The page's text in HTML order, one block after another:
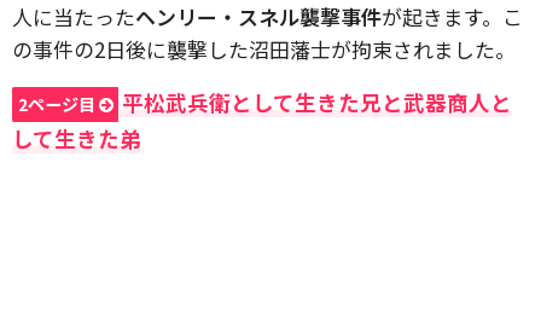
人に当たったヘンリー・スネル襲撃事件が起きます。こ
の事件の2日後に襲撃した沼田藩士が拘束されました。
2ページ目
平松武兵衛として生きた兄と武器商人と
して生きた弟